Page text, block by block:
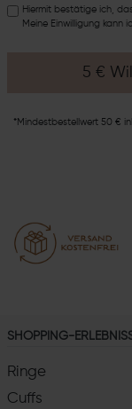
Hiermit bestätige ich,
Meine Einwilligung kann
5 €
*Mindestbestellwert 50 €
SHOPPING-
Ringe
Cuffs